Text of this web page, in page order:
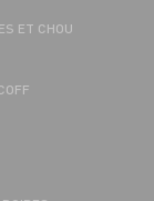
ET CHOU